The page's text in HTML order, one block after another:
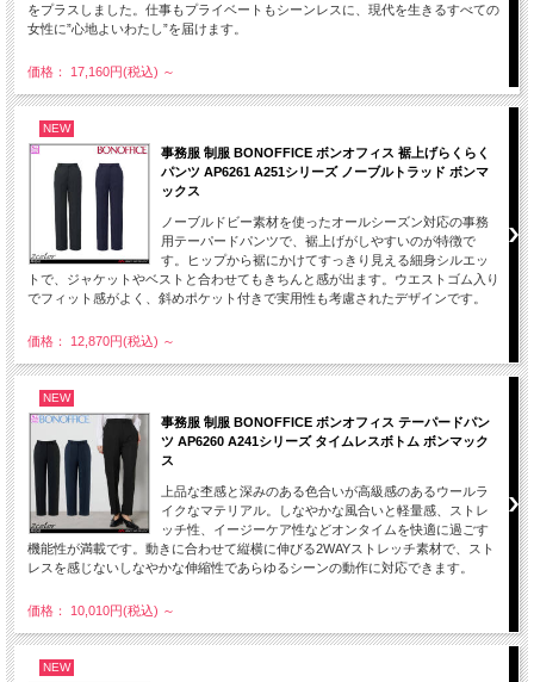
をプラスしました。仕事もプライベートもシーンレスに、現代を生きるすべての
女性に”心地よいわたし”を届けます。
価格： 17,160円(税込) ～
NEW
事務服 制服 BONOFFICE ボンオフィス 裾上げらくらく
パンツ AP6261 A251シリーズ ノーブルトラッド ボンマ
ックス
ノーブルドビー素材を使ったオールシーズン対応の事務
用テーパードパンツで、裾上げがしやすいのが特徴で
す。ヒップから裾にかけてすっきり見える細身シルエッ
トで、ジャケットやベストと合わせてもきちんと感が出ます。ウエストゴム入り
でフィット感がよく、斜めポケット付きで実用性も考慮されたデザインです。
価格： 12,870円(税込) ～
NEW
事務服 制服 BONOFFICE ボンオフィス テーパードパン
ツ AP6260 A241シリーズ タイムレスボトム ボンマック
ス
上品な杢感と深みのある色合いが高級感のあるウールラ
イクなマテリアル。しなやかな風合いと軽量感、ストレ
ッチ性、イージーケア性などオンタイムを快適に過ごす
機能性が満載です。動きに合わせて縦横に伸びる2WAYストレッチ素材で、スト
レスを感じないしなやかな伸縮性であらゆるシーンの動作に対応できます。
価格： 10,010円(税込) ～
NEW